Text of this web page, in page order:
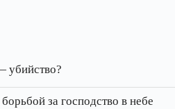
убийство?
за господство в небе